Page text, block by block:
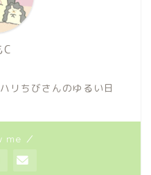
C
リちびさんのゆるい日
me ／